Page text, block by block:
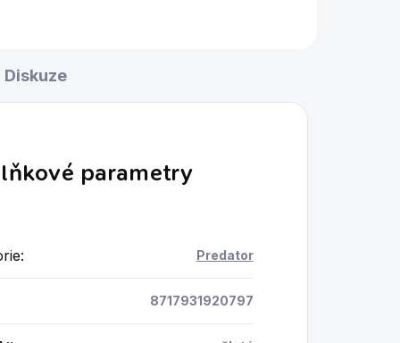
Diskuze
parametry
: Predator
8717931920797